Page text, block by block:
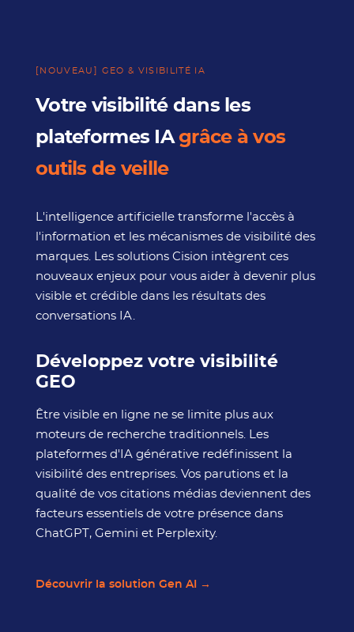
[NOUVEAU] GEO & VISIBILITÉ IA
Votre visibilité dans les
plateformes IAgrâce à vos
outils de veille
L'intelligence artificielle transforme l'accès à
l'information et les mécanismes de visibilité des
marques. Les solutions Cision intègrent ces
nouveaux enjeux pour vous aider à devenir plus
visible et crédible dans les résultats des
conversations IA.
Développez votre visibilité
GEO
Être visible en ligne ne se limite plus aux
moteurs de recherche traditionnels. Les
plateformes d'IA générative redéfinissent la
visibilité des entreprises. Vos parutions et la
qualité de vos citations médias deviennent des
facteurs essentiels de votre présence dans
ChatGPT, Gemini et Perplexity.
Découvrir la solution Gen AI →